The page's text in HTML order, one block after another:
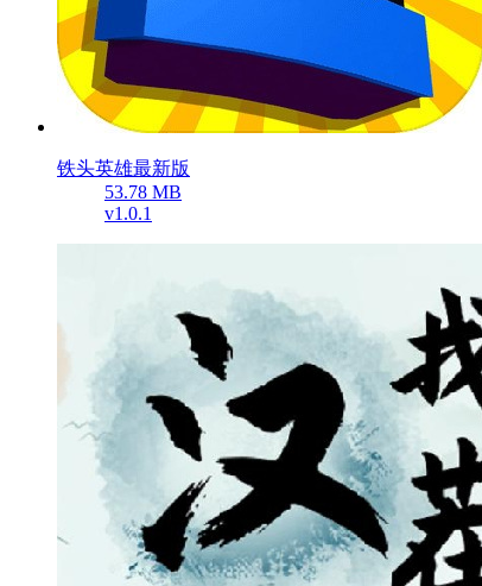
铁头英雄最新版
53.78 MB
v1.0.1